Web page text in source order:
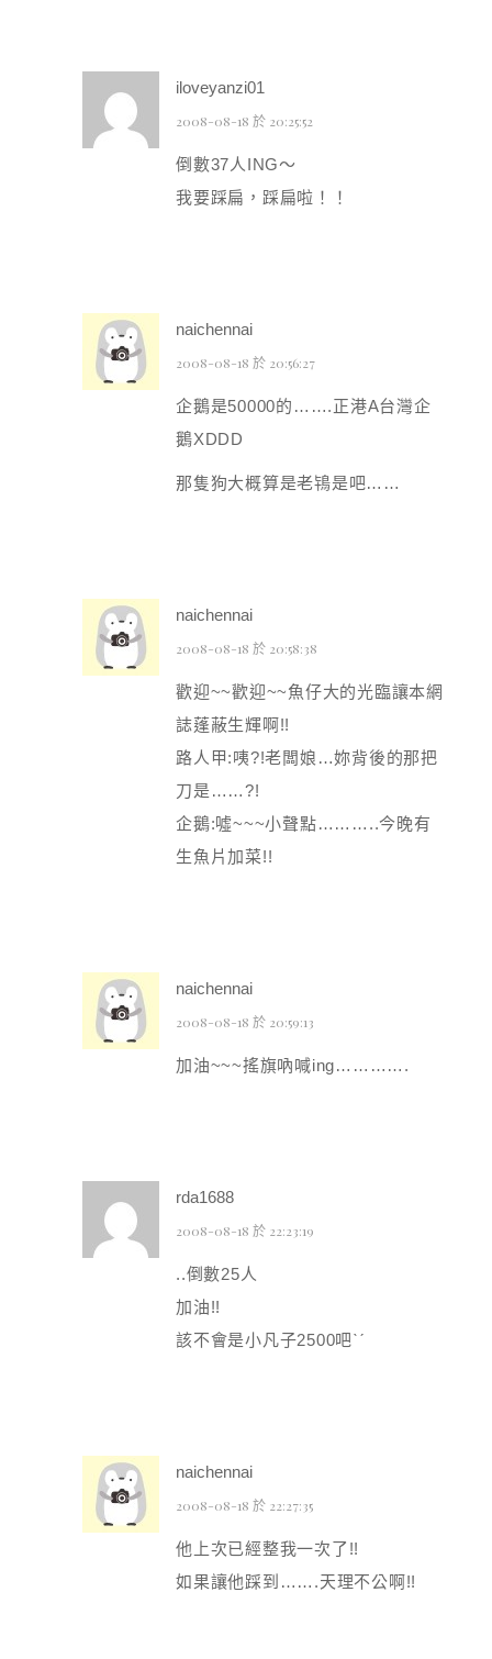
iloveyanzi01
2008-08-18 於 20:25:52
倒數37人ING～
我要踩扁，踩扁啦！！
naichennai
2008-08-18 於 20:56:27
企鵝是50000的…….正港A台灣企
鵝XDDD
那隻狗大概算是老鴇是吧……
naichennai
2008-08-18 於 20:58:38
歡迎~~歡迎~~魚仔大的光臨讓本網
誌蓬蔽生輝啊!!
路人甲:咦?!老闆娘…妳背後的那把
刀是……?!
企鵝:噓~~~小聲點………..今晚有
生魚片加菜!!
naichennai
2008-08-18 於 20:59:13
加油~~~搖旗吶喊ing………….
rda1688
2008-08-18 於 22:23:19
..倒數25人
加油!!
該不會是小凡子2500吧ˋˊ
naichennai
2008-08-18 於 22:27:35
他上次已經整我一次了!!
如果讓他踩到…….天理不公啊!!